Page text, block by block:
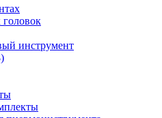
инструмент